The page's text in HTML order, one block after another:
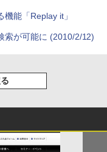
能「Replay it」
索が可能に (2010/2/12)